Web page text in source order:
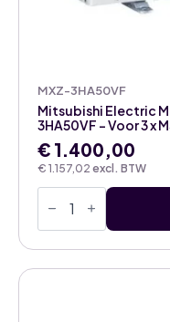
MXZ-3HA50VF
€ 1.157,02 excl. BTW
Mitsubishi Electric
3HA50VF – Voor 3 x
€ 1.400,00
Mitsubishi
Electric
5kW
Airco
Buitenunit